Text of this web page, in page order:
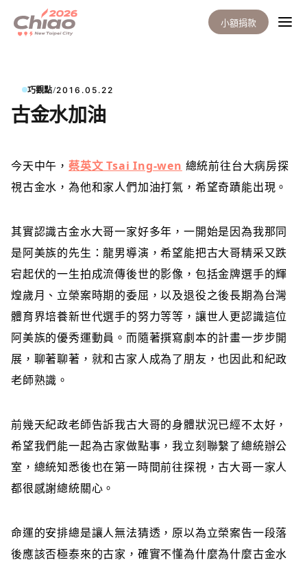
小額捐款
巧觀點/2016.05.22
古金水加油
今天中午， 蔡英文 Tsai Ing-wen 總統前往台大病房探
視古金水，為他和家人們加油打氣，希望奇蹟能出現。
其實認識古金水大哥一家好多年，一開始是因為我那同
是阿美族的先生：龍男導演，希望能把古大哥精采又跌
宕起伏的一生拍成流傳後世的影像，包括金牌選手的輝
煌歲月、立榮案時期的委屈，以及退役之後長期為台灣
體育界培養新世代選手的努力等等，讓世人更認識這位
阿美族的優秀運動員。而隨著撰寫劇本的計畫一步步開
展，聊著聊著，就和古家人成為了朋友，也因此和紀政
老師熟識。
前幾天紀政老師告訴我古大哥的身體狀況已經不太好，
希望我們能一起為古家做點事，我立刻聯繫了總統辦公
室，總統知悉後也在第一時間前往探視，古大哥一家人
都很感謝總統關心。
命運的安排總是讓人無法猜透，原以為立榮案告一段落
後應該否極泰來的古家，確實不懂為什麼為什麼古金水